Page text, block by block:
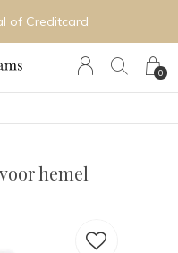
0
of Creditcard
hemel